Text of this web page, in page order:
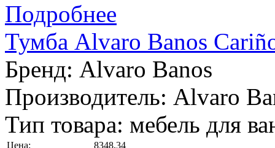
Подробнее
Тумба Alvaro Banos
Бренд: Alvaro Banos
Производитель: Alvaro
Тип товара: мебель для
Цена:
8348,34